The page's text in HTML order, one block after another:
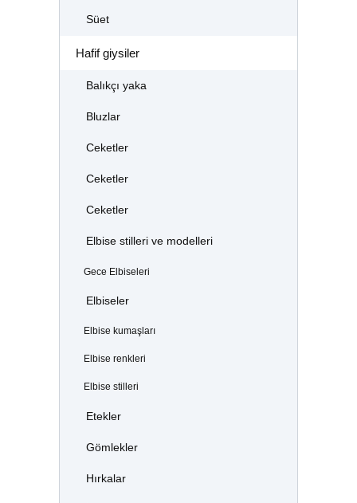
Süet
Hafif giysiler
Balıkçı yaka
Bluzlar
Ceketler
Ceketler
Ceketler
Elbise stilleri ve modelleri
Gece Elbiseleri
Elbiseler
Elbise kumaşları
Elbise renkleri
Elbise stilleri
Etekler
Gömlekler
Hırkalar